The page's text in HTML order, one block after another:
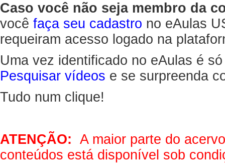
Caso você não seja membro da
você faça seu cadastro no eAulas
requeiram acesso logado na
Uma vez identificado no eAulas é
Pesquisar vídeos e se surpreenda
Tudo num clique!
ATENÇÃO: A maior parte do
conteúdos está disponível sob